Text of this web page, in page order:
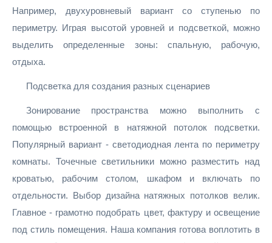
Например, двухуровневый вариант со ступенью по
периметру. Играя высотой уровней и подсветкой, можно
выделить определенные зоны: спальную, рабочую,
отдыха.
Подсветка для создания разных сценариев
Зонирование пространства можно выполнить с
помощью встроенной в натяжной потолок подсветки.
Популярный вариант - светодиодная лента по периметру
комнаты. Точечные светильники можно разместить над
кроватью, рабочим столом, шкафом и включать по
отдельности. Выбор дизайна натяжных потолков велик.
Главное - грамотно подобрать цвет, фактуру и освещение
под стиль помещения. Наша компания готова воплотить в